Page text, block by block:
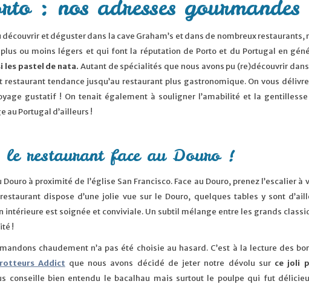
: nos adresses gourmandes
et déguster dans la cave Graham’s et dans de nombreux restaurants,
plus ou moins légers et qui font la réputation de Porto et du Portugal en
les pastel de nata. Autant de spécialités que nous avons pu (re)découvrir dans
tendance jusqu’au restaurant plus gastronomique. On vous
gustatif ! On tenait également à souligner l’amabilité et la
au Portugal d’ailleurs !
restaurant face au Douro !
à proximité de l’église San Francisco. Face au Douro, prenez l’escalier à
dispose d’une jolie vue sur le Douro, quelques tables y sont
intérieure est soignée et conviviale. Un subtil mélange entre les grands
!
chaudement n’a pas été choisie au hasard. C’est à la lecture des
Addict que nous avons décidé de jeter notre dévolu sur ce joli
conseille bien entendu le bacalhau mais surtout le poulpe qui fut